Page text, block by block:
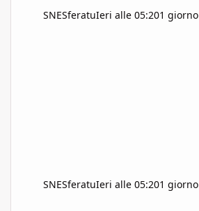
SNESferatuIeri alle 05:201 giorno
SNESferatuIeri alle 05:201 giorno